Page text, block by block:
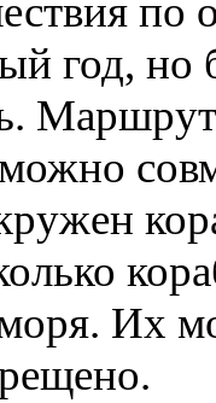
по
год, но
Их